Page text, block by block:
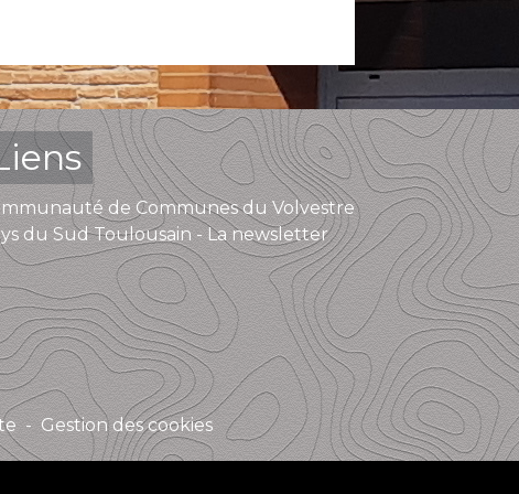
de Communes du Volvestre
du Sud Toulousain - La newsletter
- Gestion des cookies